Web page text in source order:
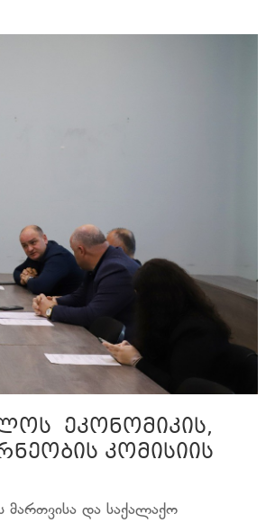
ეკონომიკის,
კომისიის
მართვისა და საქალაქო